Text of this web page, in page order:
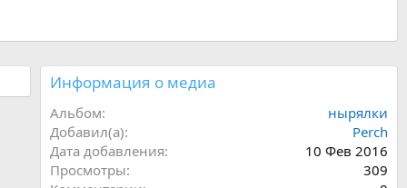
Информация о медиа
Альбом
нырялки
Добавил(а)
Perch
Дата добавления
10 Фев 2016
Просмотры
309